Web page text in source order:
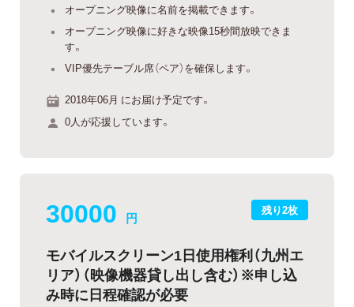
オープニング映像に名前を掲載できます。
オープニング映像に好きな映像15秒間放映できま
す。
VIP優先テーブル席（ペア）を確保します。
2018年06月 にお届け予定です。
0人が応援しています。
残り2枚
30000 円
モバイルスクリーン1日使用権利（九州エ
リア）（映像機器貸し出し含む）※申し込
み時に日程確認が必要